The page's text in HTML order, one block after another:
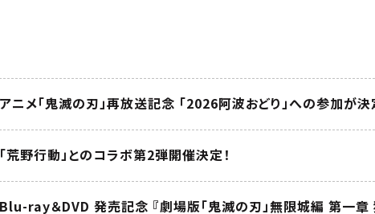
「荒野行動」とのコラボ第2弾開催決定！